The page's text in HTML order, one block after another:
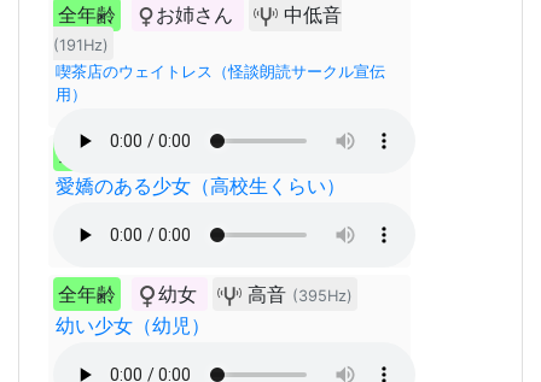
全年齢 お姉さん 中低音
(191Hz)
喫茶店のウェイトレス（怪談朗読サークル宣伝
用）
全年齢 少女
愛嬌のある少女（高校生くらい）
全年齢 幼女 高音 (395Hz)
幼い少女（幼児）